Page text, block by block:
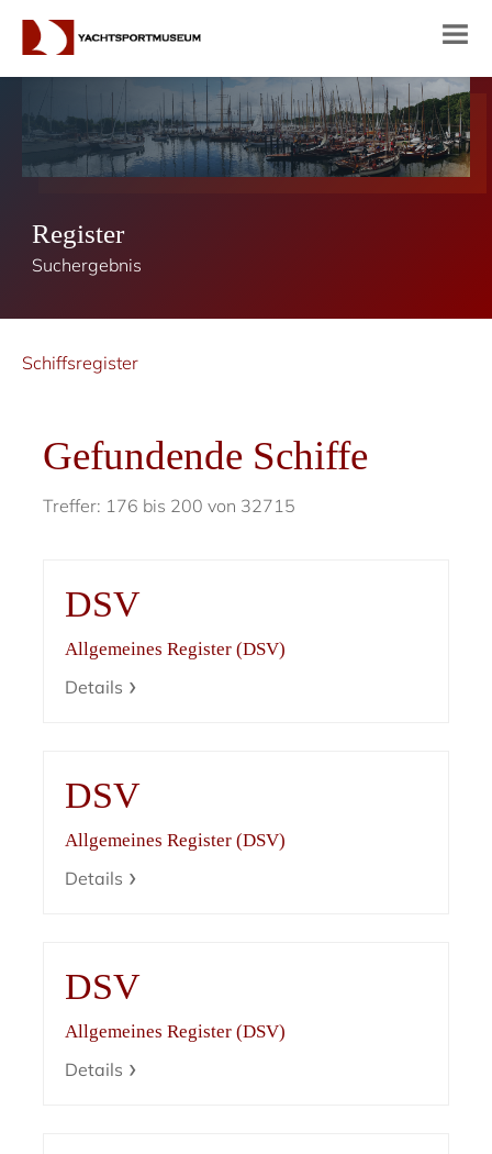
Register
Suchergebnis
Schiffsregister
Gefundende Schiffe
Treffer: 176 bis 200 von 32715
DSV
Allgemeines Register (DSV)
Details
DSV
Allgemeines Register (DSV)
Details
DSV
Allgemeines Register (DSV)
Details